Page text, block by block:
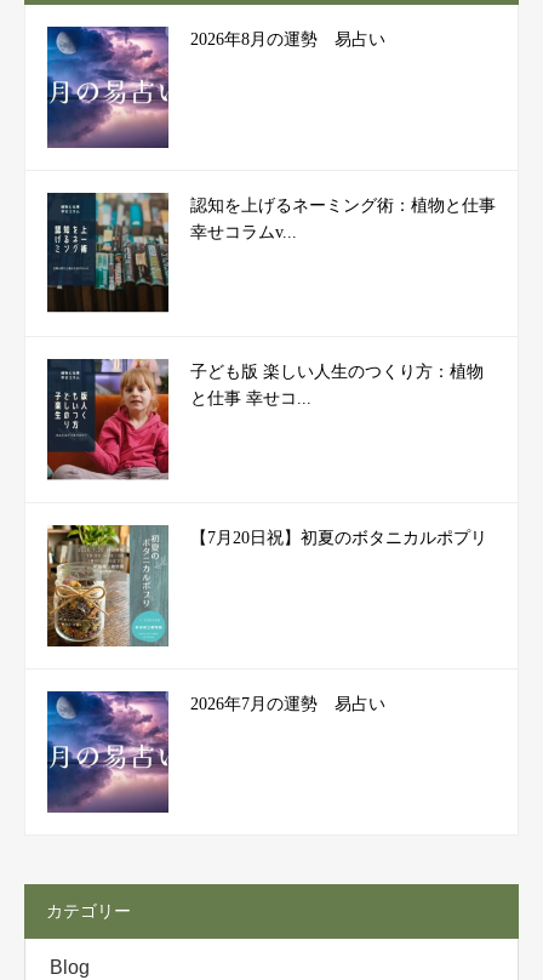
2026年8月の運勢 易占い
認知を上げるネーミング術：植物と仕事
幸せコラムv...
子ども版 楽しい人生のつくり方：植物
と仕事 幸せコ...
【7月20日祝】初夏のボタニカルポプリ
2026年7月の運勢 易占い
カテゴリー
Blog